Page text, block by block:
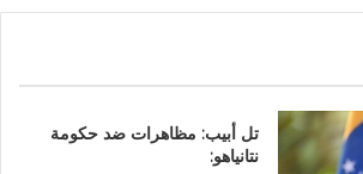
تل أبيب: مظاهرات ضد حكومة
نتانياهو: